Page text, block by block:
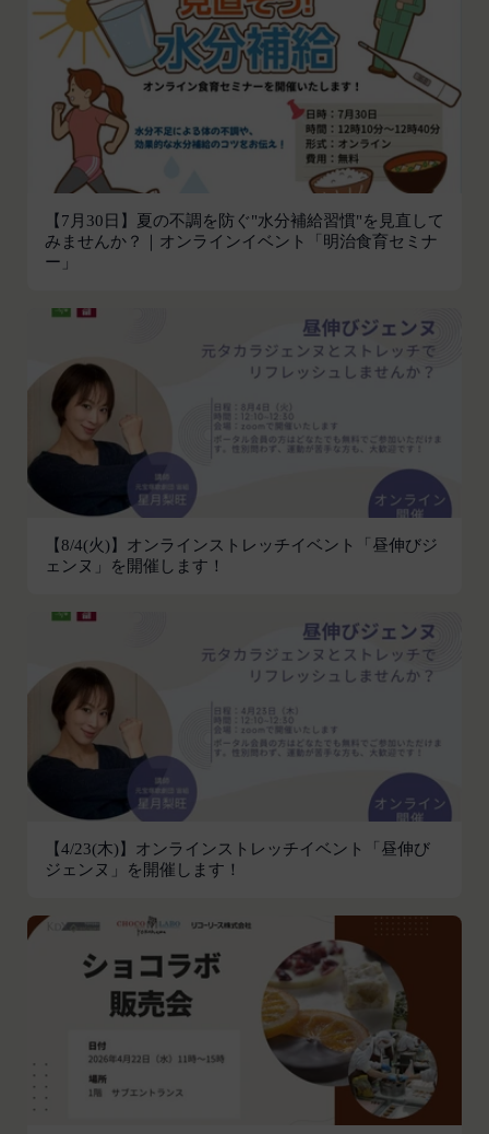
【7月30日】夏の不調を防ぐ"水分補給習慣"を見直して
みませんか？｜オンラインイベント「明治食育セミナ
ー」
【8/4(火)】オンラインストレッチイベント「昼伸びジ
ェンヌ」を開催します！
【4/23(木)】オンラインストレッチイベント「昼伸び
ジェンヌ」を開催します！
持に努めます。
本文中の用語の定義は、個人情報保護法および関連
法令によります。
当社が取得する情報および取得方法
お客様から直接取得する情報
当社は、お客様が当社のサービスの登録手続を行う
場合、以下の情報（以下「お客様情報」といいま
す。）をご提供いただく場合があります。
氏名、生年月日、性別、職業等プロフィールに関す
る情報
メールアドレス、電話番号、住所等連絡先に関する
アカウントへのアクセス者の本人確認に必要なパス
ワード等のその他の情報
入力フォームその他当社が定める方法を通じてお客
様が入力または送信する情報
当社が各サービスにおいて取得すると定めた情報
端末情報
お客様が、端末または携帯端末上で当社のサービス
を利用する場合、当社は、端末識別子およびIPアド
レスを取得する場合があります。また、当社は、お
客様が端末に関連付けた名前、端末の種類、電話番
スなど、お客様が提供することを選択したその他の
あらゆる情報を取得する場合があります。
位置情報
お客様が、端末または携帯端末上で当社のサービス
を利用し、そこで位置情報を提供することを認めた
場合、当社は、お客様の位置情報を取得することが
あります。通常はお客様のブラウザや端末の設定に
より無効にすることができますが、無効にした場合
ことがあります。
に提供した情報および当社のサービスを提供してい
る第三者サービス提供者を通じて提供した情報を、
当社は取得・保管することがあります。お客様のサ
ービスご利用状況、他の利用者との交流に関する情
報も取得することがあります。
外部サービスとの連携により取得する情報
外部サービスでお客様が利用するIDおよびその他
外部サービスのプライバシー設定によりお客様が提
本規約を必ずお読みになり、本規約に同意いただく
必要があります。
第1条（定義）
本規約において、次の各号に掲げる用語の意義は、
当該各号に定めるところによるものとします。
「本サービス」
当社が提供するESGポータルサイト及び連携により
利用できるすべてのサービスをいいます。
「契約者」
本利用規約に基づく利用契約を当社と締結している
「利用者」
本利用規約に基づき、契約者が本サービスの利用を
認めた特定の法人、団体、個人の第三者をいいま
す。なお、利用者は契約者の事業のために本サービ
スを利用されているものとみなします。
「会員」
本規約の内容の全てを承認いただいた上、本サービ
ス所定の手続きに従い会員登録を申請し、当社がこ
「登録希望者」
います。
第4条に規定する方法に従って、登録希望者が行う
本サービスの利用登録をいいます。
「登録情報」
登録希望者及び利用者が会員登録時に登録した当社
が定める情報、本サービス利用中に当社が必要と判
断して登録を求めた情報及びこれらの情報について
いいます。
「アカウント」
各会員が保有する、本サービスの利用に関する権利
の総体をいいます。
「パスワード」
登録情報と組み合わせて、会員とその他の者とを識
別するために用いられる符号をいいます。
「提携パートナー」
当社との間で締結する契約に基づき、本サービスと
提携するサービス（以下「提携サービス」といいま
メールに記載されたギフト券番号をご用意くださ
い。
ギフト券を適用するに移動します。
ギフト券番号を入力し、 ここに適用
Amazonギフト券の利用方法に関しましては、Amazon の
カスタマーサポート(0120-999-373 / 24時間対応) までお
問い合わせください。Amazonギフト券細則については、
こちら
をご確認ください。
閉じる